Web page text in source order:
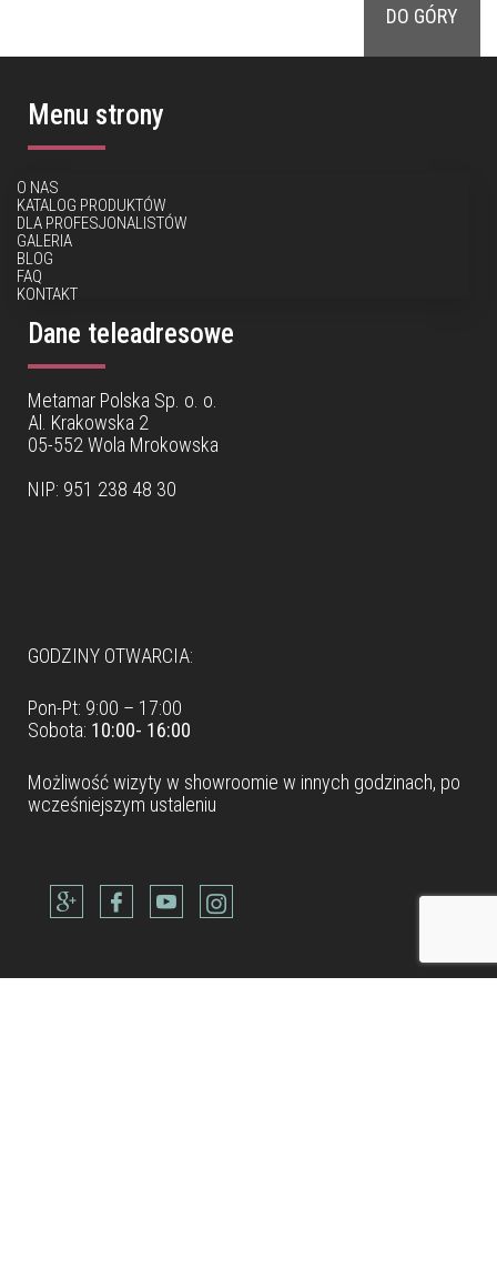
DO GÓRY
Menu strony
O NAS
KATALOG PRODUKTÓW
DLA PROFESJONALISTÓW
GALERIA
BLOG
FAQ
KONTAKT
Dane teleadresowe
Metamar Polska Sp. o. o.
Al. Krakowska 2
05-552 Wola Mrokowska
NIP: 951 238 48 30
GODZINY OTWARCIA:
Pon-Pt: 9:00 – 17:00
Sobota: 10:00- 16:00
Możliwość wizyty w showroomie w innych godzinach, po
wcześniejszym ustaleniu